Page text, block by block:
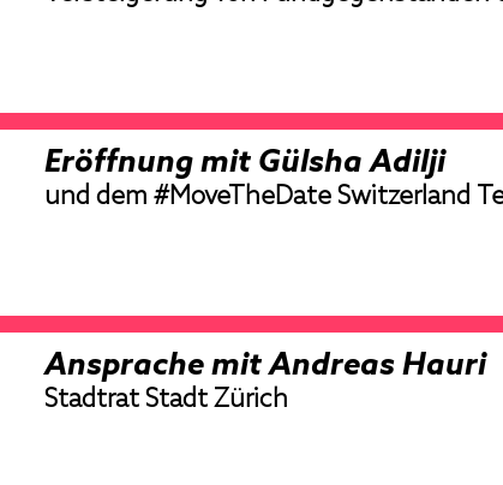
Eröffnung mit Gülsha Adilji
und dem #MoveTheDate Switzerland
Ansprache mit Andreas Hauri
Stadtrat Stadt Zürich